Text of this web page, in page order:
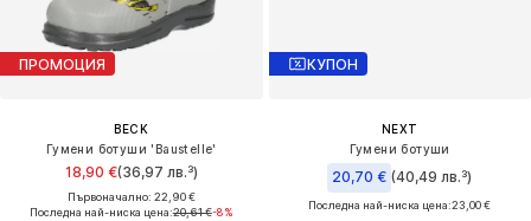
ПРОМОЦИЯ
BECK
Гумени ботуши 'Baustelle'
18,90 €(36,97 лв.³)
Първоначално: 22,90 €
Последна най-ниска цена:20,61 €-8%
КУПОН
NEXT
Гумени ботуши
20,70 € (40,49 лв.³)
Последна най-ниска цена:23,00 €